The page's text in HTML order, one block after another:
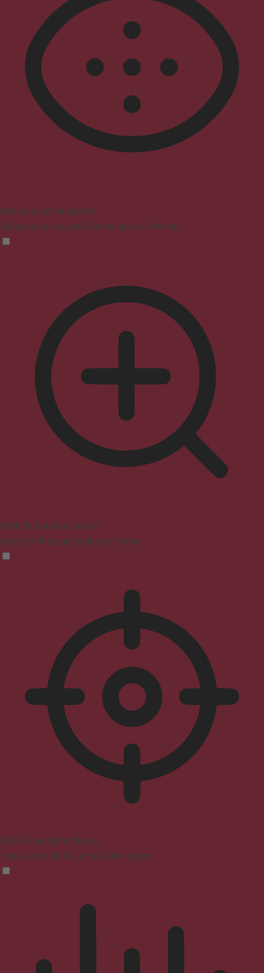
Modus für Sehbehinderte
Verbessert die visuelle Darstellung der Website
Profil für Anfallssicherheit
Beseitigt Blitze und reduziert Farben
ADHD-freundlicher Modus
Fokussiertes Surfen, ohne Ablenkungen